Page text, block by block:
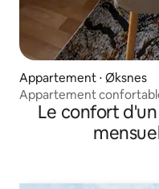
Appartement ⋅ Øksnes
Appartement
Le confort